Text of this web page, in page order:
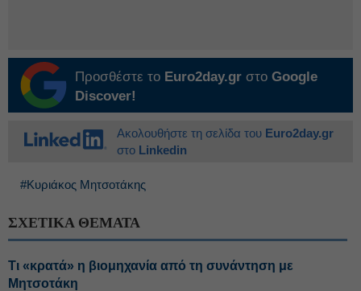
Προσθέστε το Euro2day.gr στο Google
Discover!
Ακολουθήστε τη σελίδα του Euro2day.gr
στο Linkedin
#Κυριάκος Μητσοτάκης
ΣΧΕΤΙΚΑ ΘΕΜΑΤΑ
Τι «κρατά» η βιομηχανία από τη συνάντηση με
Μητσοτάκη